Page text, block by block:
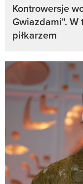
Kontrowersje
Gwiazdami".
piłkarzem